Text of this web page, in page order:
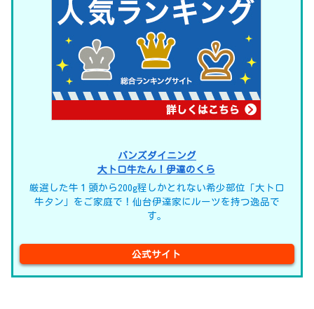
バンズダイニング
大トロ牛たん！伊達のくら
厳選した牛１頭から200g程しかとれない希少部位「大トロ
牛タン」をご家庭で！仙台伊達家にルーツを持つ逸品で
す。
公式サイト